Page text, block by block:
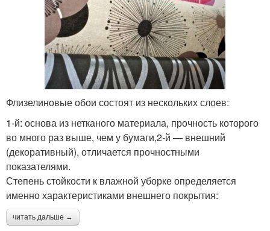
Флизелиновые обои состоят из нескольких слоев:
1-й: основа из нетканого материала, прочность которого
во много раз выше, чем у бумаги,2-й — внешний
(декоративный), отличается прочностными
показателями.
Степень стойкости к влажной уборке определяется
именно характеристиками внешнего покрытия:
читать дальше →